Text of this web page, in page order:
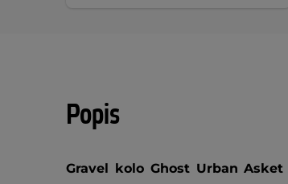
Popis
Gravel kolo Ghost Urban Asket